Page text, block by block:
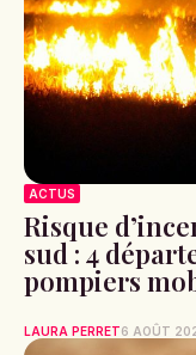
ACTUS
Risque
sud : 4
pompiers
LAURA PERRET6 AOÛT